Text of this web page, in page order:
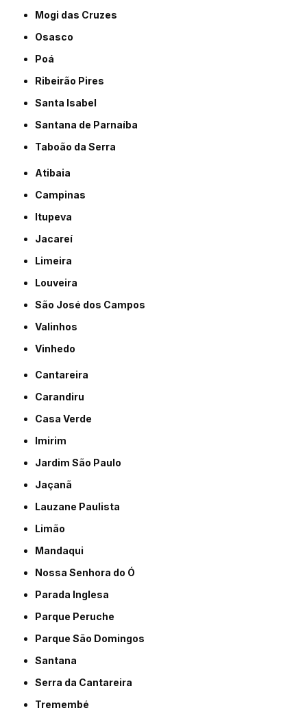
Mogi das Cruzes
Osasco
Poá
Ribeirão Pires
Santa Isabel
Santana de Parnaíba
Taboão da Serra
Atibaia
Campinas
Itupeva
Jacareí
Limeira
Louveira
São José dos Campos
Valinhos
Vinhedo
Cantareira
Carandiru
Casa Verde
Imirim
Jardim São Paulo
Jaçanã
Lauzane Paulista
Limão
Mandaqui
Nossa Senhora do Ó
Parada Inglesa
Parque Peruche
Parque São Domingos
Santana
Serra da Cantareira
Tremembé